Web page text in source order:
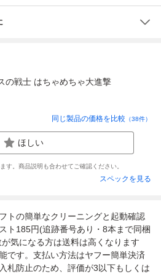
の戦士 はちゃめちゃ大進撃
同じ製品の価格を比較 （38件）
ほしい
す。商品説明も合わせてご確認ください。
スペックを見る
トの簡単なクリーニングと起動確認
ト185円(追跡番号あり・8本まで同梱
気になる方は送料は高くなります
です。支払い方法はヤフー簡単決済
札防止のため、評価が3以下もしくは